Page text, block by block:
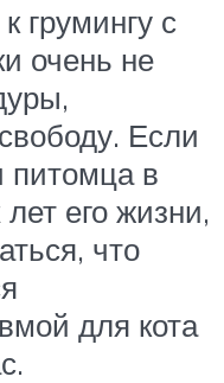
грумингу с
очень не
Если
питомца в
его жизни,
что
для кота